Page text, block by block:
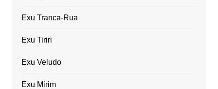
Exu Tranca-Rua
Exu Tiriri
Exu Veludo
Exu Mirim